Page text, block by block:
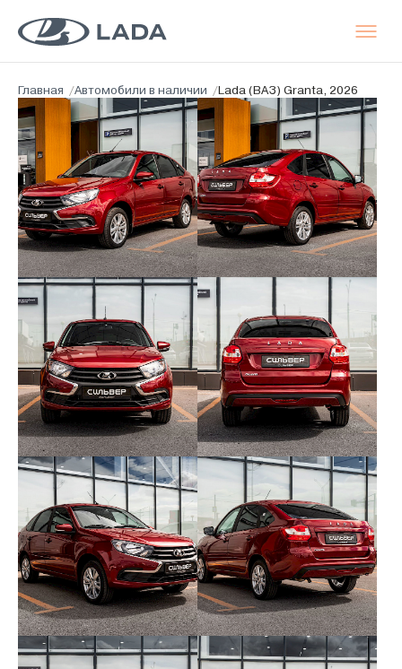
Главная /Автомобили в наличии / Lada (ВАЗ) Granta, 2026